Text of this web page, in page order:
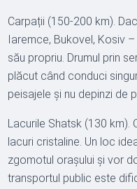
Carpații (150-200 km).
Iaremce, Bukovel, Kosiv
său propriu. Drumul prin
plăcut când conduci
peisajele și nu depinzi de
Lacurile Shatsk (130
lacuri cristaline. Un loc
zgomotul orașului și vor
transportul public este